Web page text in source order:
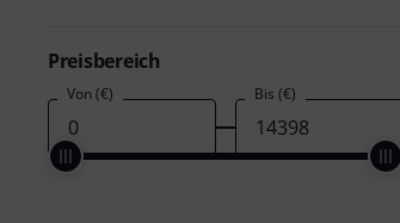
Preisbereich
Von (€) Bis (€)